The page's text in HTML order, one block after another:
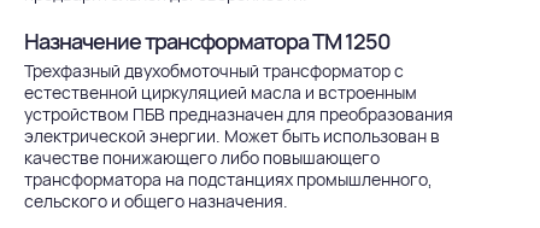
Назначение трансформатора ТМ 1250
Трехфазный двухобмоточный трансформатор с
естественной циркуляцией масла и встроенным
устройством ПБВ предназначен для преобразования
электрической энергии. Может быть использован в
качестве понижающего либо повышающего
трансформатора на подстанциях промышленного,
сельского и общего назначения.